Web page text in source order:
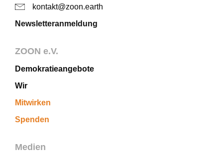
kontakt@zoon.earth
Newsletteranmeldung
ZOON e.V.
Demokratieangebote
Wir
Mitwirken
Spenden
Medien